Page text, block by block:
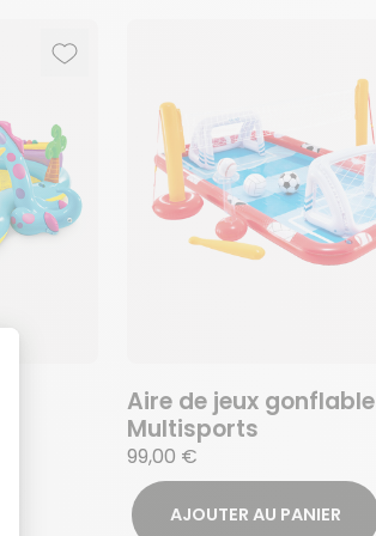
Ajouter aux favoris
Supprimer des favoris
Aire de jeux gonflable
Multisports
99,00 €
AJOUTER AU PANIER